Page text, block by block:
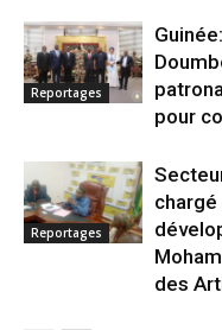
Reportages
pour
Reportages
chargé
des